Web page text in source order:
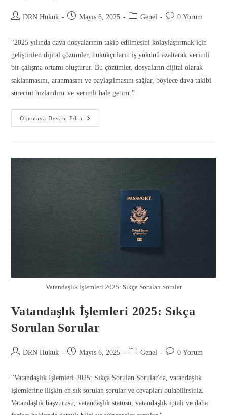
DRN Hukuk Mayıs 6, 2025 Genel 0 Yorum
"2025 yılında dava dosyalarının takip edilmesini kolaylaştırmak için
geliştirilen dijital çözümler, hukukçuların iş yükünü azaltarak verimli
bir çalışma ortamı oluşturur. Bu çözümler, dosyaların dijital olarak
saklanmasını, aranmasını ve paylaşılmasını sağlar, böylece dava takibi
sürecini hızlandırır ve verimli hale getirir."
Okumaya Devam Edin
Vatandaşlık İşlemleri 2025: Sıkça Sorulan Sorular
Vatandaşlık İşlemleri 2025: Sıkça
Sorulan Sorular
DRN Hukuk Mayıs 6, 2025 Genel 0 Yorum
"Vatandaşlık İşlemleri 2025: Sıkça Sorulan Sorular'da, vatandaşlık
işlemlerine ilişkin en sık sorulan sorular ve cevapları bulabilirsiniz.
Vatandaşlık başvurusu, vatandaşlık statüsü, vatandaşlık iptali ve daha